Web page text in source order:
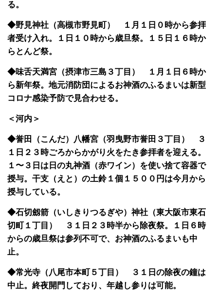
る。
◆野見神社（高槻市野見町） １月１日０時から参拝
者受け入れ。１日１０時から歳旦祭。１５日１６時か
らとんど祭。
◆味舌天満宮（摂津市三島３丁目） １月１日６時か
ら新年祭。地元消防団によるお神酒のふるまいは新型
コロナ感染予防で見合わせる。
＜河内＞
◆誉田（こんだ）八幡宮（羽曳野市誉田３丁目） ３
１日２３時ごろからかがり火をたき参拝者を迎える。
１〜３日は日の丸神酒（赤ワイン）を使い捨て容器で
授与。干支（えと）の土鈴１個１５００円は今月から
授与している。
◆石切劔箭（いしきりつるぎや）神社（東大阪市東石
切町１丁目） ３１日２３時半から除夜祭。１日６時
からの歳旦祭は参列不可で、お神酒のふるまいも中
止。
◆常光寺（八尾市本町５丁目） ３１日の除夜の鐘は
中止。終夜開門しており、年越し参りは可能。